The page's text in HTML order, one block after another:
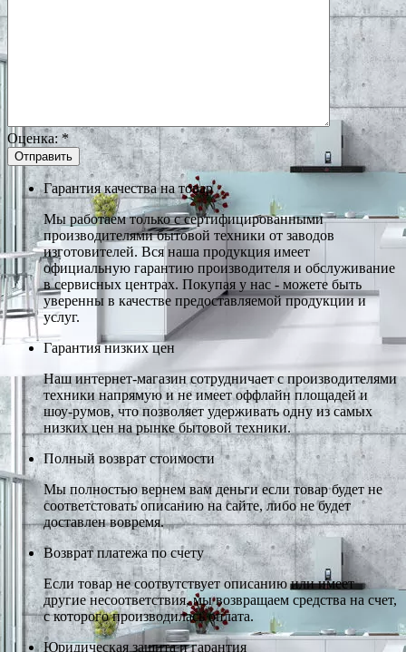
Оценка:*
Гарантия качества на товар
Мы работаем только с сертифицированными
производителями бытовой техники от заводов
изготовителей. Вся наша продукция имеет
официальную гарантию производителя и обслуживание
в сервисных центрах. Покупая у нас - можете быть
уверенны в качестве предоставляемой продукции и
услуг.
Гарантия низких цен
Наш интернет-магазин сотрудничает с производителями
техники напрямую и не имеет оффлайн площадей и
шоу-румов, что позволяет удерживать одну из самых
низких цен на рынке бытовой техники.
Полный возврат стоимости
Мы полностью вернем вам деньги если товар будет не
соответстовать описанию на сайте, либо не будет
доставлен вовремя.
Возврат платежа по счету
Если товар не соотвутствует описанию или имеет
другие несоответствия, мы возвращаем средства на счет,
с которого производилась оплата.
Юридическая защита и гарантия